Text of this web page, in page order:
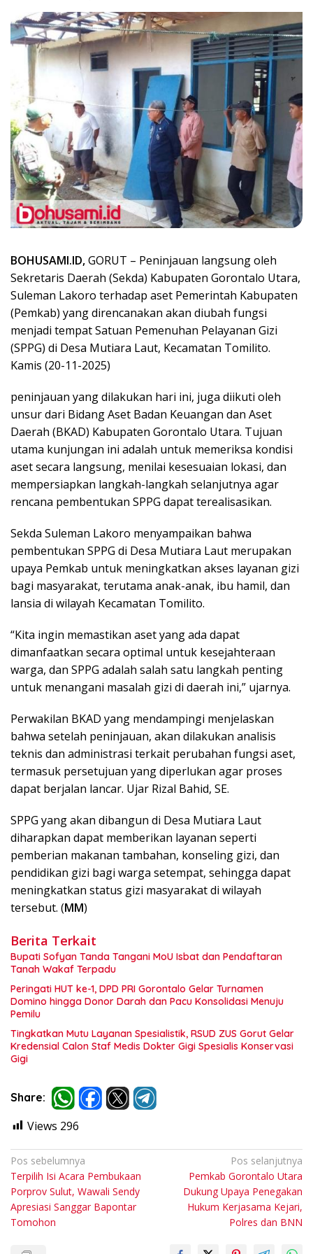
BOHUSAMI.ID,GORUT – Peninjauan langsung oleh
Sekretaris Daerah (Sekda) Kabupaten Gorontalo Utara,
Suleman Lakoro terhadap aset Pemerintah Kabupaten
(Pemkab) yang direncanakan akan diubah fungsi
menjadi tempat Satuan Pemenuhan Pelayanan Gizi
(SPPG) di Desa Mutiara Laut, Kecamatan Tomilito.
Kamis (20-11-2025)
peninjauan yang dilakukan hari ini, juga diikuti oleh
unsur dari Bidang Aset Badan Keuangan dan Aset
Daerah (BKAD) Kabupaten Gorontalo Utara. Tujuan
utama kunjungan ini adalah untuk memeriksa kondisi
aset secara langsung, menilai kesesuaian lokasi, dan
mempersiapkan langkah-langkah selanjutnya agar
rencana pembentukan SPPG dapat terealisasikan.
Sekda Suleman Lakoro menyampaikan bahwa
pembentukan SPPG di Desa Mutiara Laut merupakan
upaya Pemkab untuk meningkatkan akses layanan gizi
bagi masyarakat, terutama anak-anak, ibu hamil, dan
lansia di wilayah Kecamatan Tomilito.
“Kita ingin memastikan aset yang ada dapat
dimanfaatkan secara optimal untuk kesejahteraan
warga, dan SPPG adalah salah satu langkah penting
untuk menangani masalah gizi di daerah ini,” ujarnya.
Perwakilan BKAD yang mendampingi menjelaskan
bahwa setelah peninjauan, akan dilakukan analisis
teknis dan administrasi terkait perubahan fungsi aset,
termasuk persetujuan yang diperlukan agar proses
dapat berjalan lancar. Ujar Rizal Bahid, SE.
SPPG yang akan dibangun di Desa Mutiara Laut
diharapkan dapat memberikan layanan seperti
pemberian makanan tambahan, konseling gizi, dan
pendidikan gizi bagi warga setempat, sehingga dapat
meningkatkan status gizi masyarakat di wilayah
tersebut. (MM)
Berita Terkait
Bupati Sofyan Tanda Tangani MoU Isbat dan Pendaftaran
Tanah Wakaf Terpadu
Peringati HUT ke-1, DPD PRI Gorontalo Gelar Turnamen
Domino hingga Donor Darah dan Pacu Konsolidasi Menuju
Pemilu
Tingkatkan Mutu Layanan Spesialistik, RSUD ZUS Gorut Gelar
Kredensial Calon Staf Medis Dokter Gigi Spesialis Konservasi
Gigi
Share:
Views 296
Navigasi
pos
Pos sebelumnya
Terpilih Isi Acara Pembukaan
Porprov Sulut, Wawali Sendy
Apresiasi Sanggar Bapontar
Tomohon
Pos selanjutnya
Pemkab Gorontalo Utara
Dukung Upaya Penegakan
Hukum Kerjasama Kejari,
Polres dan BNN